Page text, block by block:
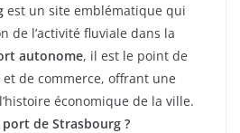
est un site emblématique qui
de l’activité fluviale dans la
autonome, il est le point de
de commerce, offrant une
économique de la ville.
de Strasbourg ?